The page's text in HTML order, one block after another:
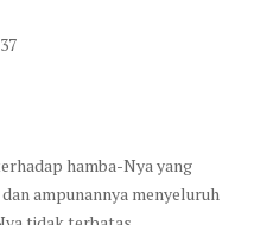
hamba-Nya yang
ampunannya menyeluruh